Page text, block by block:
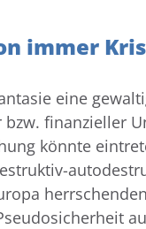
immer
eine
finanzieller
könnte